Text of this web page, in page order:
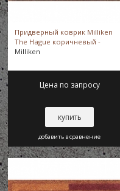
Придверный коврик Milliken
The Hague коричневый -
Milliken
Цена по запросу
купить
добавить в сравнение